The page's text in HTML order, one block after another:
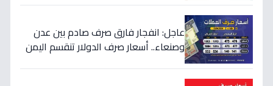
عاجل: انفجار فارق صرف صادم بين عدن
وصنعاء.. أسعار صرف الدولار تنقسم اليمن